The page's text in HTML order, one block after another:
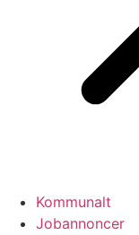
Kommunalt
Jobannoncer